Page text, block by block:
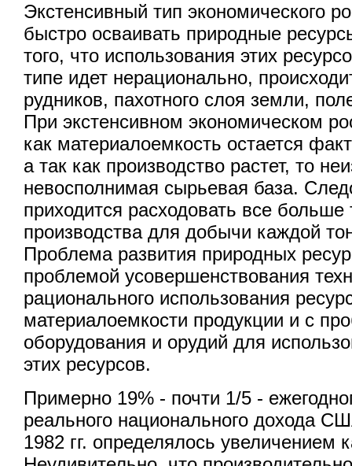
Экстенсивный тип экономического
быстро осваивать природные
того, что использования этих
типе идет нерационально,
рудников, пахотного слоя земли,
При экстенсивном экономическом
как материалоемкость остается
а так как производство растет, то
невосполнимая сырьевая база.
приходится расходовать все больше
производства для добычи каждой
Проблема развития природных
проблемой усовершенствования
рационального использования
материалоемкости продукции и с
оборудования и орудий для
этих ресурсов.
Примерно 19% - почти 1/5 -
реального национального дохода
1982 гг. определялось увеличением